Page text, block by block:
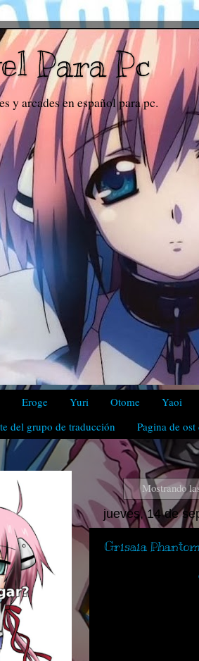
Para Pc
y arcades en español para pc.
Eroge Yuri Otome Yaoi
del grupo de traducción Pagina de
Mostrando
jueves, 14 de
Grisaia